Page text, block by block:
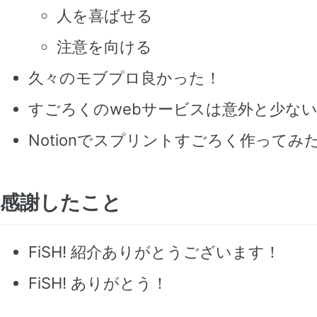
人を喜ばせる
注意を向ける
久々のモブプロ良かった！
すごろくのwebサービスは意外と少ない
Notionでスプリントすごろく作ってみ
感謝したこと
FiSH! 紹介ありがとうございます！
FiSH! ありがとう！